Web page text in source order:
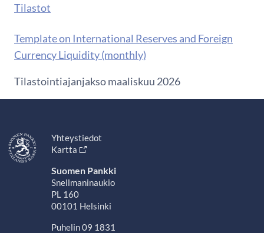
Tilastot
Template on International Reserves and Foreign
Currency Liquidity (monthly)
Tilastointiajanjakso maaliskuu 2026
Yhteystiedot
Kartta
Suomen Pankki
Snellmaninaukio
PL 160
00101 Helsinki
Puhelin 09 1831